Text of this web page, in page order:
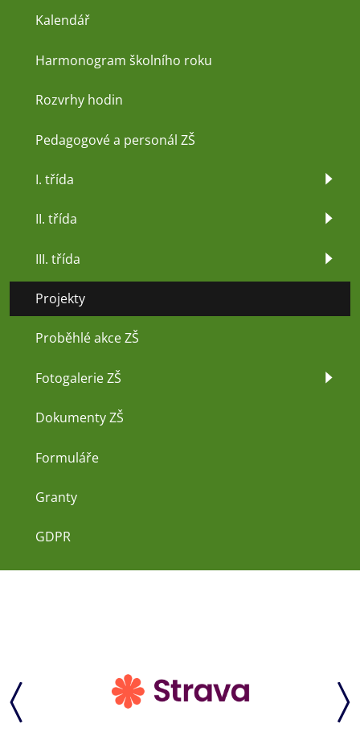
Kalendář
Harmonogram školního roku
Rozvrhy hodin
Pedagogové a personál ZŠ
I. třída
II. třída
III. třída
Projekty
Proběhlé akce ZŠ
Fotogalerie ZŠ
Dokumenty ZŠ
Formuláře
Granty
GDPR